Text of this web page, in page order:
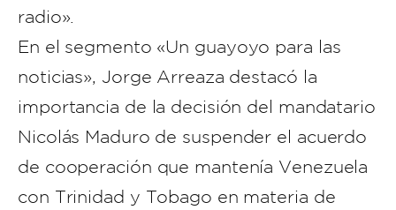
radio».
En el segmento «Un guayoyo para las
noticias», Jorge Arreaza destacó la
importancia de la decisión del mandatario
Nicolás Maduro de suspender el acuerdo
de cooperación que mantenía Venezuela
con Trinidad y Tobago en materia de